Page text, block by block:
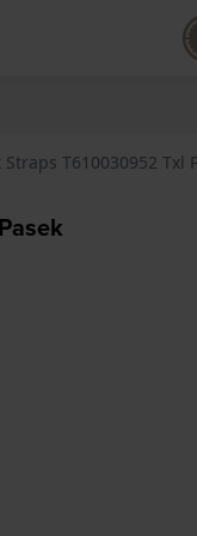
Straps T610030952 Txl